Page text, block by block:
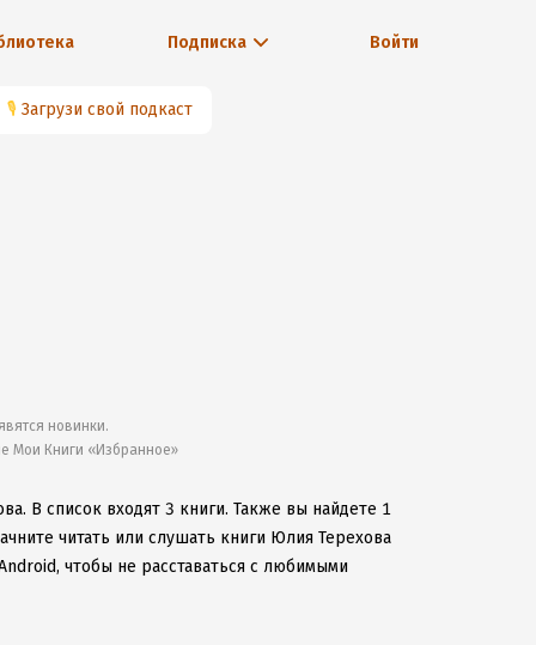
Подписка Войти
🎙 Загрузи свой подкаст
новинки.
Мои Книги «Избранное»
В список входят 3 книги. Также вы найдете 1
читать или слушать книги Юлия Терехова
чтобы не расставаться с любимыми